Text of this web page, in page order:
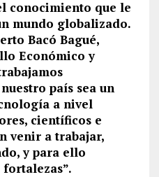
conocimiento que le
mundo globalizado.
Bacó Bagué,
Económico y
país sea un
a nivel
científicos e
venir a trabajar,
y para ello